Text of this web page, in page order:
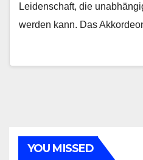
Leidenschaft, die
werden kann. Das
YOU MISSED